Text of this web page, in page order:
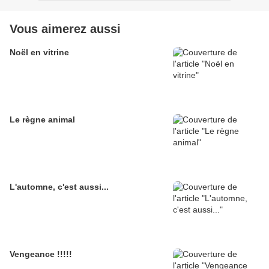
Vous aimerez aussi
Noël en vitrine
Le règne animal
L'automne, c'est aussi...
Vengeance !!!!!